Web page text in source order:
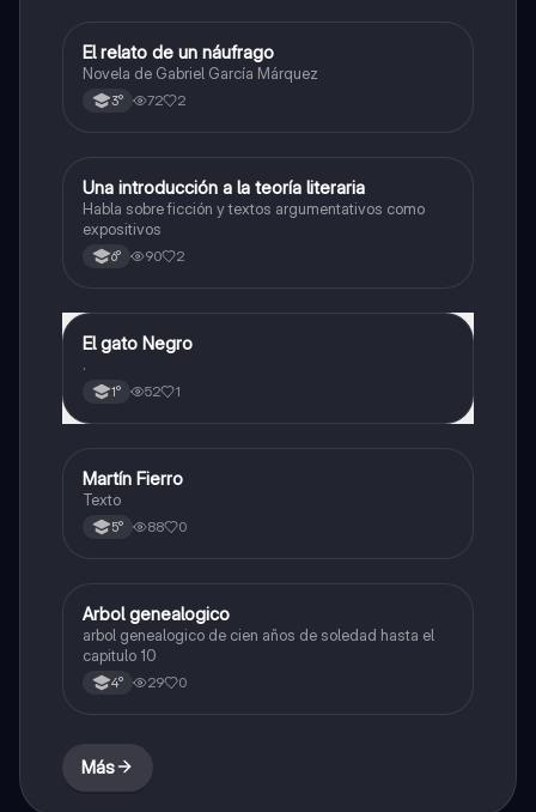
Lengua
El relato de un náufrago
Novela de Gabriel García Márquez
3° 72 2
Lengua
Una introducción a la teoría literaria
Habla sobre ficción y textos argumentativos como
expositivos
6° 90 2
Lengua
El gato Negro
.
1° 52 1
Lengua
Martín Fierro
Texto
5° 88 0
Lengua
Arbol genealogico
arbol genealogico de cien años de soledad hasta el
capitulo 10
4° 29 0
Más